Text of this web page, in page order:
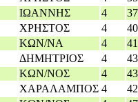
ΙΩΑΝΝΗΣ 4
ΧΡΗΣΤΟΣ 4
ΚΩΝ/ΝΑ 4
ΔΗΜΗΤΡΙΟΣ 4
ΚΩΝ/ΝΟΣ 4
ΧΑΡΑΛΑΜΠΟΣ 4